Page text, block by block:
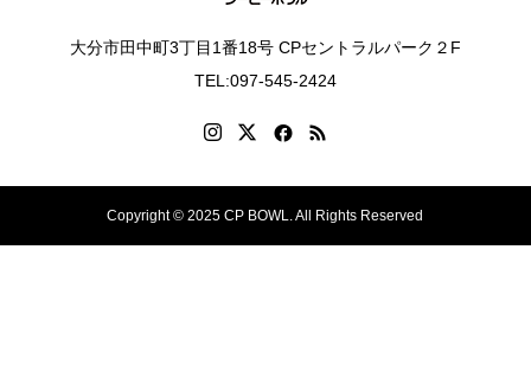
大分市田中町3丁目1番18号 CPセントラルパーク２F
TEL:097-545-2424
Copyright © 2025 CP BOWL. All Rights Reserved